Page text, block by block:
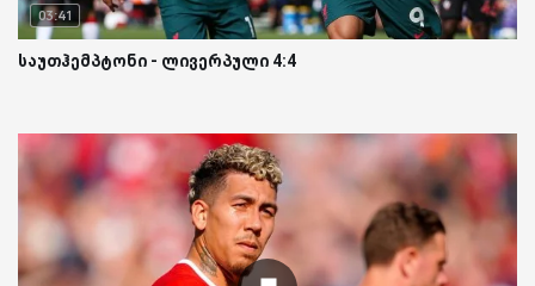
03:41
საუთჰემპტონი - ლივერპული 4:4